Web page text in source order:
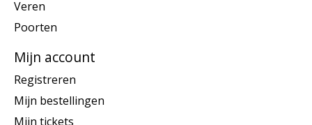
Veren
Poorten
Mijn account
Registreren
Mijn bestellingen
Mijn tickets